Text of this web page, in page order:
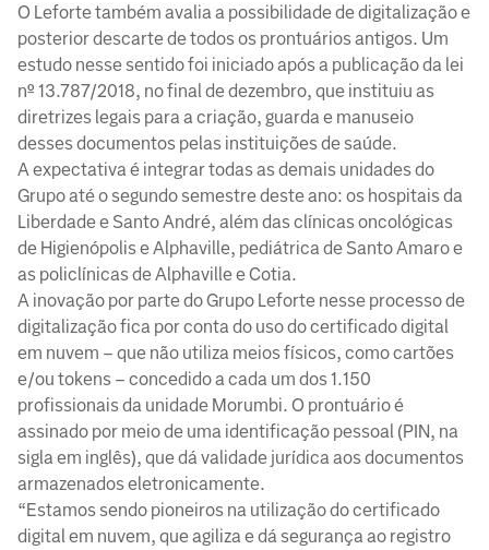
O Leforte também avalia a possibilidade de digitalização e
posterior descarte de todos os prontuários antigos. Um
estudo nesse sentido foi iniciado após a publicação da lei
nº 13.787/2018, no final de dezembro, que instituiu as
diretrizes legais para a criação, guarda e manuseio
desses documentos pelas instituições de saúde.
A expectativa é integrar todas as demais unidades do
Grupo até o segundo semestre deste ano: os hospitais da
Liberdade e Santo André, além das clínicas oncológicas
de Higienópolis e Alphaville, pediátrica de Santo Amaro e
as policlínicas de Alphaville e Cotia.
A inovação por parte do Grupo Leforte nesse processo de
digitalização fica por conta do uso do certificado digital
em nuvem – que não utiliza meios físicos, como cartões
e/ou tokens – concedido a cada um dos 1.150
profissionais da unidade Morumbi. O prontuário é
assinado por meio de uma identificação pessoal (PIN, na
sigla em inglês), que dá validade jurídica aos documentos
armazenados eletronicamente.
“Estamos sendo pioneiros na utilização do certificado
digital em nuvem, que agiliza e dá segurança ao registro